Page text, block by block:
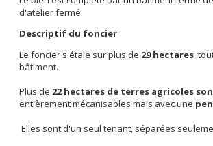
d'atelier fermé.
Descriptif du foncier
Le foncier s'étale sur plus de 29 hectares,
bâtiment.
Plus de 22 hectares de terres agricoles
entièrement mécanisables mais avec une
Elles sont d'un seul tenant, séparées